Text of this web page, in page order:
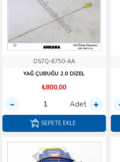
DS7Q-6750-AA
YAĞ ÇUBUĞU 2.0 DİZEL
₺800,00
Adet
SEPETE EKLE